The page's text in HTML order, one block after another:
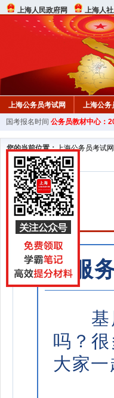
上海人民政府网 上海人
上海公务员考试网 上海公务
行测真题 在线咨询 教
国考报名时间 公务员教材中心：
您的当前位置：上海公务员考试网
“服
基层
吗？
大家